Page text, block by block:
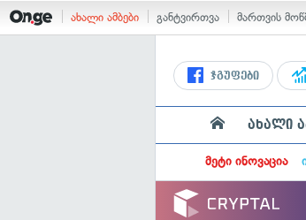
ახალი ამბები განტვირთვა მართვის
ჯგუფები
ახალი
მეტი ინოვაცია